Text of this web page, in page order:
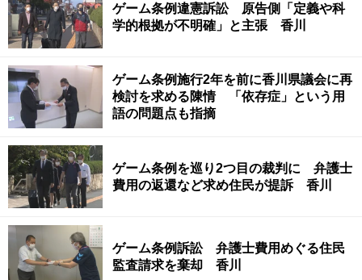
ゲーム条例違憲訴訟 原告側「定義や科
学的根拠が不明確」と主張 香川
ゲーム条例施行2年を前に香川県議会に再
検討を求める陳情 「依存症」という用
語の問題点も指摘
ゲーム条例を巡り2つ目の裁判に 弁護士
費用の返還など求め住民が提訴 香川
ゲーム条例訴訟 弁護士費用めぐる住民
監査請求を棄却 香川